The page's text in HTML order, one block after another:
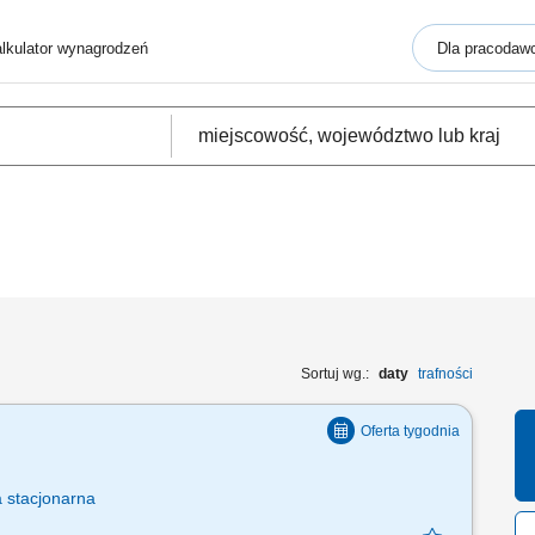
wynagrodzeń Dla
Sortuj wg.: daty trafności
stacjonarna